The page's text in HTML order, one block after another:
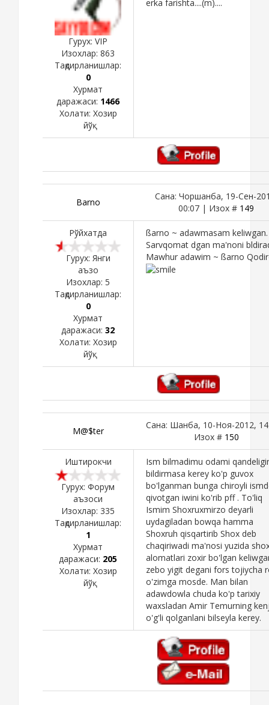
Гурух: VIP
Изохлар: 863
Тақдирланишлар:
0
Хурмат
даражаси: 1466
Холати: Хозир
йўқ
erka farishta....(m)....
Barno
Сана: Чоршанба, 19-Сен-
00:07 | Изох # 149
Рўйхатда
Гурух: Янги
аъзо
Изохлар: 5
Тақдирланишлар:
0
Хурмат
даражаси: 32
Холати: Хозир
йўқ
ßarno ~ adawmasam keliwgan.
Sarvqomat dgan ma'noni
Mawhur adawim ~ ßarno
M@$ter
Сана: Шанба, 10-Ноя-2012,
Изох # 150
Иштирокчи
Гурух: Форум
аъзоси
Изохлар: 335
Тақдирланишлар:
1
Хурмат
даражаси: 205
Холати: Хозир
йўқ
Ism bilmadimu odami
bildirmasa kerey ko'p guvox
bo'lganman bunga chiroyli
qivotgan iwini ko'rib pff . To'liq
Ismim Shoxruxmirzo deyarli
uydagiladan bowqa hamma
Shoxruh qisqartirib Shox deb
chaqiriwadi ma'nosi yuzida
alomatlari zoxir bo'lgan
zebo yigit degani fors tojiycha
o'zimga mosde. Man bilan
adawdowla chuda ko'p tarixiy
waxsladan Amir Temurning
o'g'li qolganlani bilseyla kerey.